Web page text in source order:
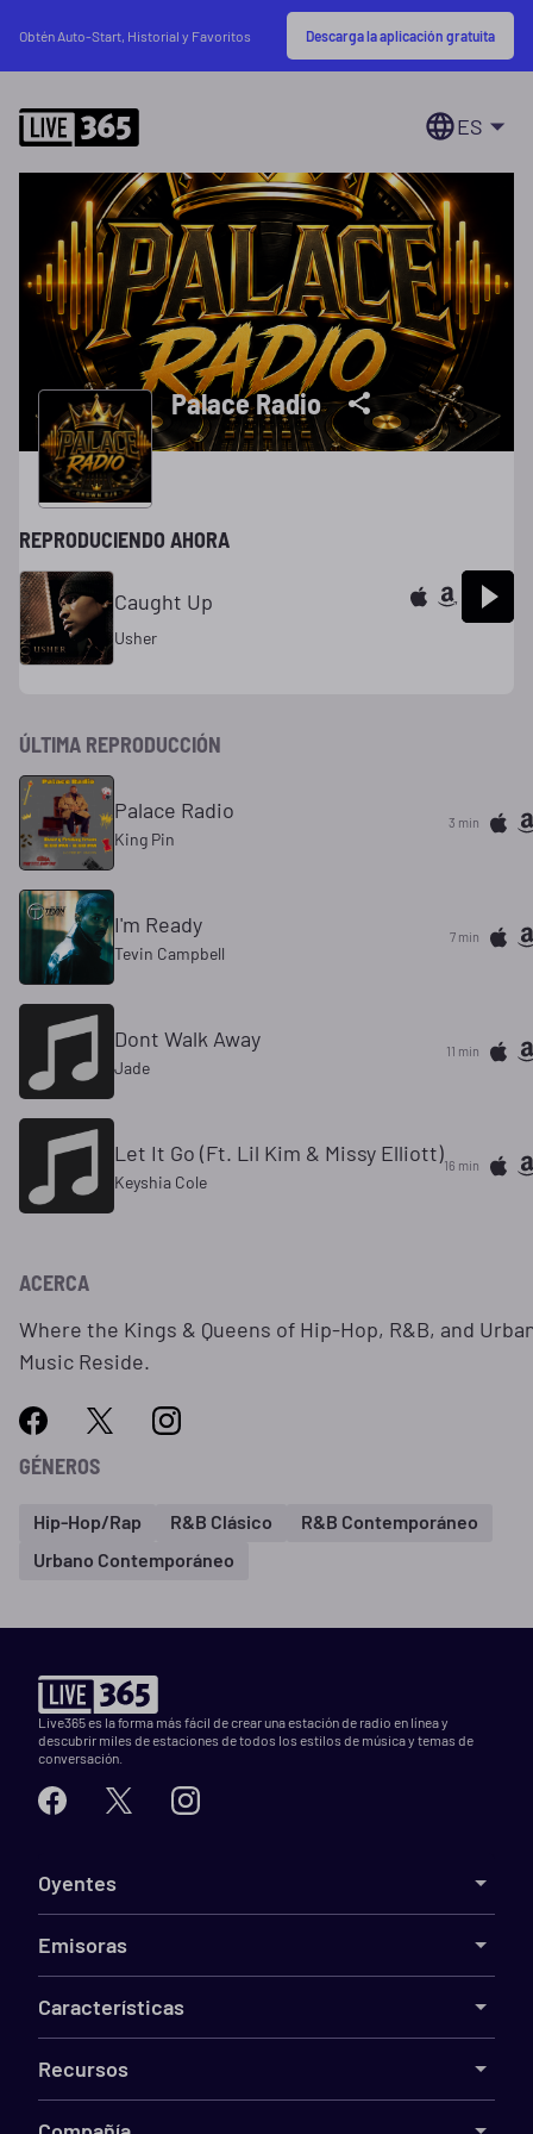
Obtén Auto-Start, Historial y Favoritos Descarga la aplicación gratuita
ES
Palace Radio
REPRODUCIENDO AHORA
Caught Up
Usher
ÚLTIMA REPRODUCCIÓN
Palace Radio
King Pin
3 min
I'm Ready
Tevin Campbell
7 min
Dont Walk Away
Jade
11 min
Let It Go (Ft. Lil Kim & Missy Elliott)
Keyshia Cole
16 min
ACERCA
Where the Kings & Queens of Hip-Hop, R&B, and
Music Reside.
GÉNEROS
Hip-Hop/Rap R&B Clásico
R&B Contemporáneo
Urbano Contemporáneo
Live365 es la forma más fácil de crear una estación de radio en línea y
descubrir miles de estaciones de todos los estilos de música y temas de
conversación.
Oyentes
Emisoras
Características
Recursos